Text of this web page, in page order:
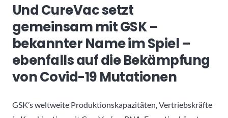
Und CureVac setzt
gemeinsam mit GSK –
bekannter Name im Spiel –
ebenfalls auf die Bekämpfung
von Covid-19 Mutationen
GSK’s weltweite Produktionskapazitäten, Vertriebskräfte